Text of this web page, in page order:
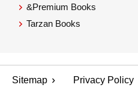
&Premium Books
Tarzan Books
Sitemap Privacy Policy